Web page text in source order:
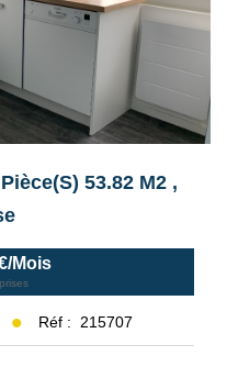
53.82 M2 ,
mois
Réf : 215707